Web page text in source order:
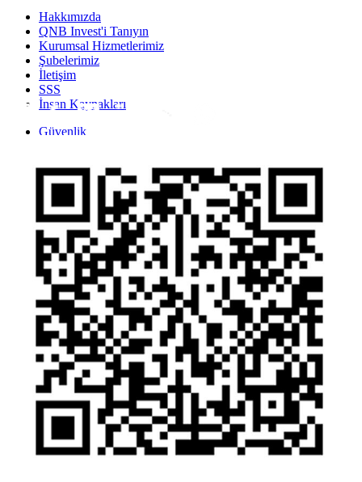
Hakkımızda
QNB Invest'i Tanıyın
Kurumsal Hizmetlerimiz
Şubelerimiz
İletişim
SSS
İnsan Kaynakları
Güvenlik
İhbar Formu
Yasal Duyurular
Bilgi Toplumu Hizmetleri
Kişisel Verilerin Korunması
YTM - Zamanaşımına Uğrayacak Emanet ve Alacaklar
Kamuyu Aydınlatma Esaslarına İlişkin Duyuru
Link